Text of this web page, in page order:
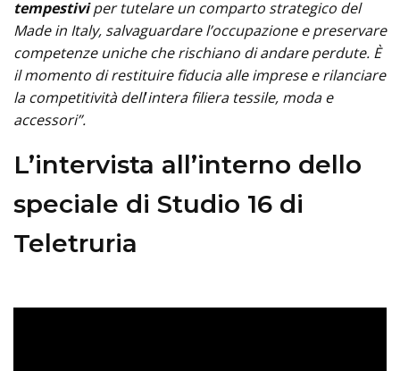
tempestiviper tutelare un comparto strategico del
Made in Italy, salvaguardare l’occupazione e preservare
competenze uniche che rischiano di andare perdute. È
il momento di restituire fiducia alle imprese e rilanciare
la competitività dell’intera filiera tessile, moda e
accessori”.
L’intervista all’interno dello
speciale di Studio 16 di
Teletruria